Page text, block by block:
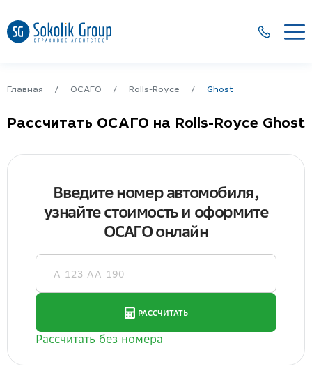
Главная ОСАГО Rolls-Royce Ghost
Рассчитать ОСАГО на Rolls-Royce Ghost